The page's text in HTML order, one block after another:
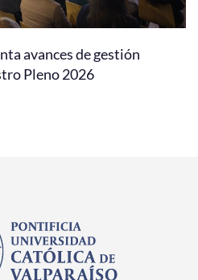
avances de gestión
Pleno 2026